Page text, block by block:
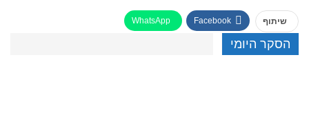
שיתוף Facebook
WhatsApp
הסקר היומי